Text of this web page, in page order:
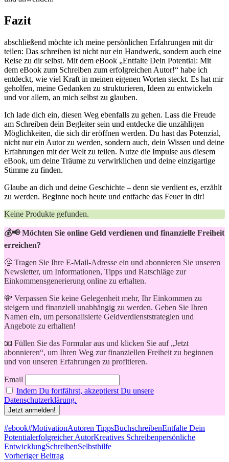
Fazit
abschließend⁣ möchte ich meine persönlichen Erfahrungen mit dir
teilen: Das schreiben ist‍ nicht nur ein Handwerk, sondern auch eine‌
Reise zu dir selbst. Mit dem eBook „Entfalte Dein Potential: Mit
dem⁣ eBook zum Schreiben zum erfolgreichen Autor!“ habe ich
entdeckt, wie viel Kraft in meinen ‌eigenen Worten steckt. Es hat mir
geholfen, meine Gedanken zu strukturieren, Ideen zu entwickeln
⁤und vor allem, an‍ mich selbst zu glauben.
Ich lade dich ein, diesen Weg ebenfalls zu gehen. Lass die ‍Freude
am Schreiben dein Begleiter sein und​ entdecke die unzähligen
Möglichkeiten, die sich dir eröffnen werden. Du hast das Potenzial,
nicht nur ein Autor zu werden, sondern auch, dein Wissen und deine
Erfahrungen mit der Welt zu teilen. Nutze die Impulse aus diesem ​
eBook, um deine Träume zu verwirklichen und deine einzigartige
Stimme zu finden.
Glaube an dich und deine Geschichte – denn sie verdient es, erzählt
zu ‍werden. Beginne noch heute und⁣ entfache das Feuer in dir!
Keine Produkte gefunden.
💰📢 Möchten Sie online Geld verdienen und finanzielle Freiheit
erreichen?
🤔 Tragen Sie Ihre E-Mail-Adresse ein und abonnieren Sie unseren
Newsletter, um Informationen, Tipps und Ratschläge zur
Einkommensgenerierung online zu erhalten.
💸 Verpassen Sie keine Gelegenheit mehr, Ihr Einkommen zu
steigern und finanziell unabhängig zu werden. Geben Sie Ihren
Namen ein, um personalisierte Geldverdienststrategien und
Angebote zu erhalten!
📧 Füllen Sie das Formular aus und klicken Sie auf „Jetzt
abonnieren“, um Ihren Weg zur finanziellen Freiheit zu beginnen
und von unseren Erfahrungen zu profitieren.
Email
Indem Du fortfährst, akzeptierst Du unsere
Datenschutzerklärung.
Schlagwörter
#ebook#MotivationAutoren TippsBuchschreibenEntfalte Dein
Potentialerfolgreicher AutorKreatives Schreibenpersönliche
EntwicklungSchreibenSelbsthilfe
Beitragsnavigation
Vorheriger Beitrag